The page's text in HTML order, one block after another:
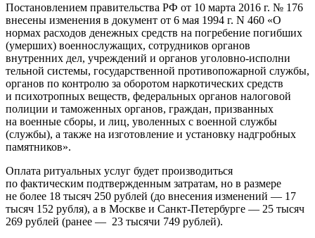
Постановлением правительства РФ от 10 марта 2016 г. № 176
внесены изменения в документ от 6 мая 1994 г. N 460 «О
нормах расходов денежных средств на погребение погибших
(умерших) военнослужащих, сотрудников органов
внутренних дел, учреждений и органов уголовно-исполни
тельной системы, государственной противопожарной службы,
органов по контролю за оборотом наркотических средств
и психотропных веществ, федеральных органов налоговой
полиции и таможенных органов, граждан, призванных
на военные сборы, и лиц, уволенных с военной службы
(службы), а также на изготовление и установку надгробных
памятников».
Оплата ритуальных услуг будет производиться
по фактическим подтвержденным затратам, но в размере
не более 18 тысяч 250 рублей (до внесения изменений — 17
тысяч 152 рубля), а в Москве и Санкт-Петербурге — 25 тысяч
269 рублей (ранее — 23 тысячи 749 рублей).